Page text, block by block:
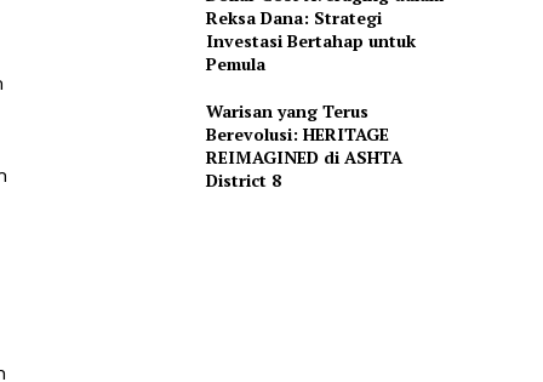
Reksa Dana: Strategi
Investasi Bertahap untuk
Pemula
Warisan yang Terus
Berevolusi: HERITAGE
REIMAGINED di ASHTA
District 8